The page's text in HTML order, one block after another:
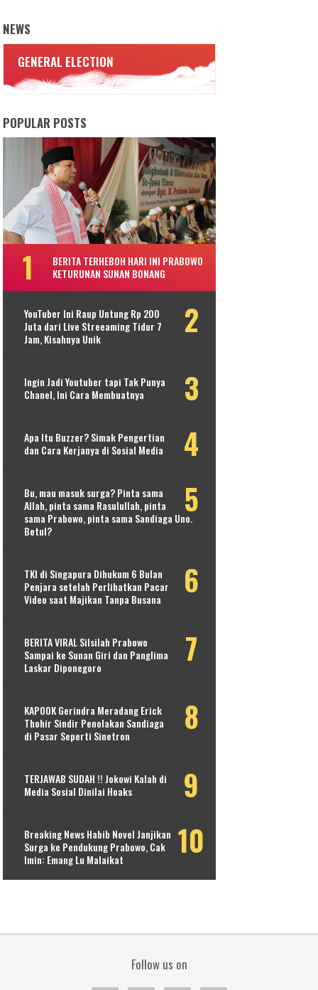
NEWS
GENERAL ELECTION
POPULAR POSTS
BERITA TERHEBOH HARI INI PRABOWO
KETURUNAN SUNAN BONANG
YouTuber Ini Raup Untung Rp 200
Juta dari Live Streeaming Tidur 7
Jam, Kisahnya Unik
Ingin Jadi Youtuber tapi Tak Punya
Chanel, Ini Cara Membuatnya
Apa Itu Buzzer? Simak Pengertian
dan Cara Kerjanya di Sosial Media
Bu, mau masuk surga? Pinta sama
Allah, pinta sama Rasulullah, pinta
sama Prabowo, pinta sama Sandiaga Uno.
Betul?
TKI di Singapura Dihukum 6 Bulan
Penjara setelah Perlihatkan Pacar
Video saat Majikan Tanpa Busana
BERITA VIRAL Silsilah Prabowo
Sampai ke Sunan Giri dan Panglima
Laskar Diponegoro
KAPOOK Gerindra Meradang Erick
Thohir Sindir Penolakan Sandiaga
di Pasar Seperti Sinetron
TERJAWAB SUDAH !! Jokowi Kalah di
Media Sosial Dinilai Hoaks
Breaking News Habib Novel Janjikan
Surga ke Pendukung Prabowo, Cak
Imin: Emang Lu Malaikat
Follow us on